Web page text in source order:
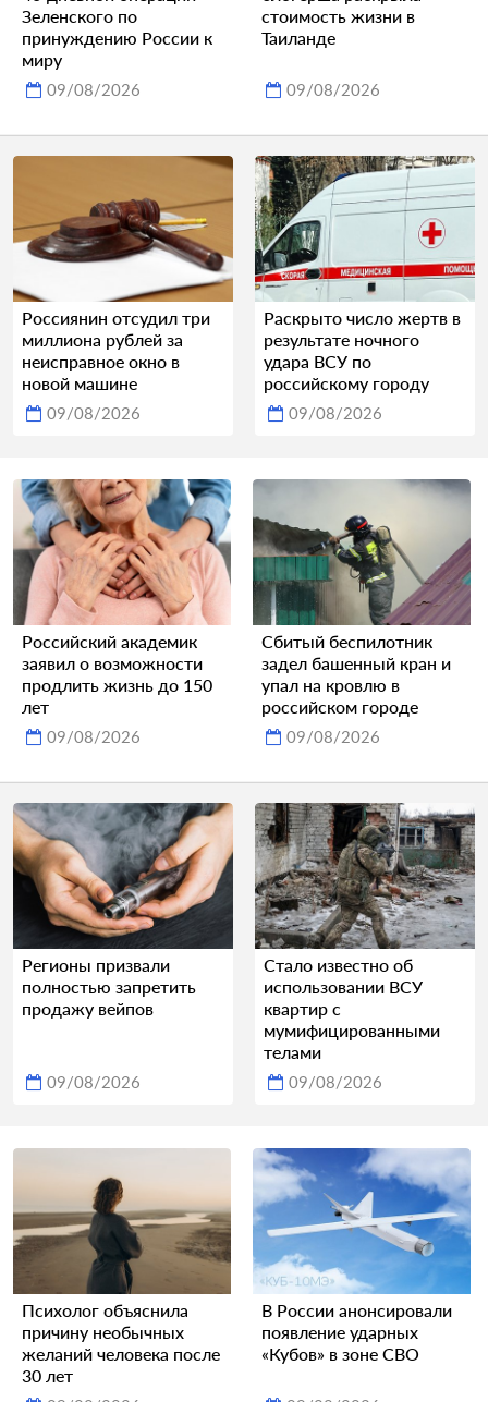
Зеленского по
принуждению России к
миру
09/08/2026
стоимость жизни в
Таиланде
09/08/2026
Россиянин отсудил три
миллиона рублей за
неисправное окно в
новой машине
09/08/2026
Раскрыто число жертв в
результате ночного
удара ВСУ по
российскому городу
09/08/2026
Российский академик
заявил о возможности
продлить жизнь до 150
лет
09/08/2026
Сбитый беспилотник
задел башенный кран и
упал на кровлю в
российском городе
09/08/2026
Регионы призвали
полностью запретить
продажу вейпов
09/08/2026
Стало известно об
использовании ВСУ
квартир с
мумифицированными
телами
09/08/2026
Психолог объяснила
причину необычных
желаний человека после
30 лет
В России анонсировали
появление ударных
«Кубов» в зоне СВО